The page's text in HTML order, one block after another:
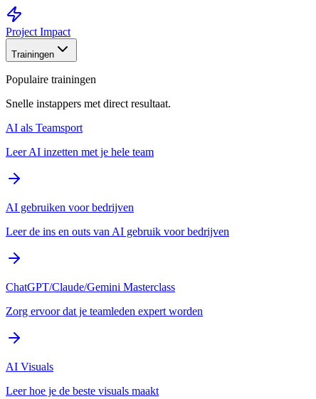
Project Impact
Trainingen
Populaire trainingen
Snelle instappers met direct resultaat.
AI als Teamsport
Leer AI inzetten met je hele team
AI gebruiken voor bedrijven
Leer de ins en outs van AI gebruik voor bedrijven
ChatGPT/Claude/Gemini Masterclass
Zorg ervoor dat je teamleden expert worden
AI Visuals
Leer hoe je de beste visuals maakt